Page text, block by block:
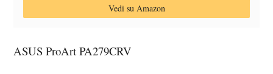
Vedi su Amazon
ASUS ProArt PA279CRV